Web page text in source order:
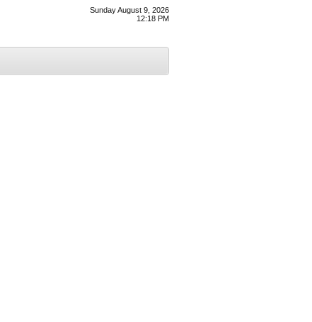
Sunday August 9, 2026
12:18 PM